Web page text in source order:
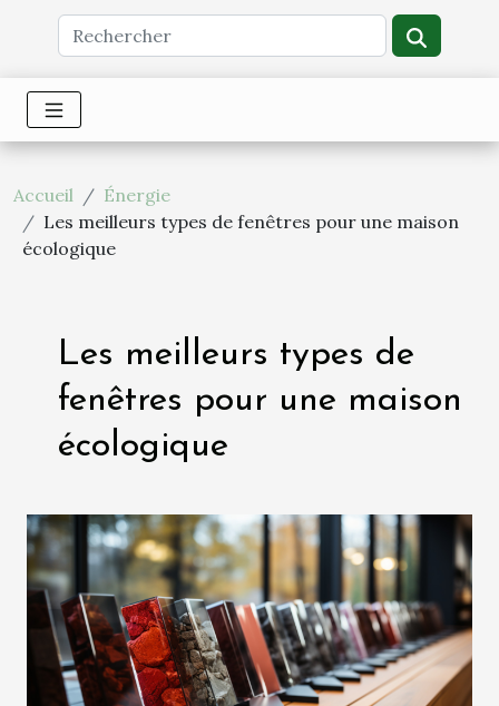
Accueil
Énergie
Les meilleurs types de fenêtres pour une maison
écologique
Les meilleurs types de
fenêtres pour une maison
écologique